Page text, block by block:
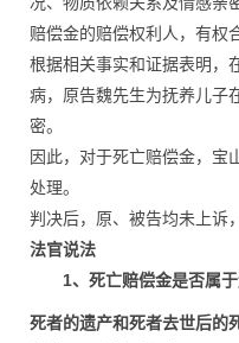
赔偿金的赔偿权利人，有权
根据相关事实和证据表明，
病，原告魏先生为抚养儿子
密。
因此，对于死亡赔偿金，宝
处理。
判决后，原、被告均未上诉
法官说法
1、死亡赔偿金是否属
死者的遗产和死者去世后的